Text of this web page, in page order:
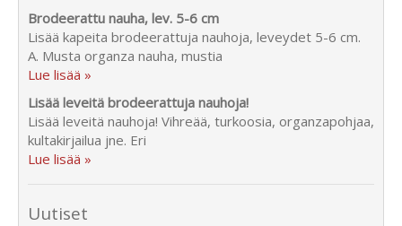
Brodeerattu nauha, lev. 5-6 cm
Lisää kapeita brodeerattuja nauhoja, leveydet 5-6 cm.
A. Musta organza nauha, mustia
Lue lisää »
Lisää leveitä brodeerattuja nauhoja!
Lisää leveitä nauhoja! Vihreää, turkoosia, organzapohjaa,
kultakirjailua jne. Eri
Lue lisää »
Uutiset